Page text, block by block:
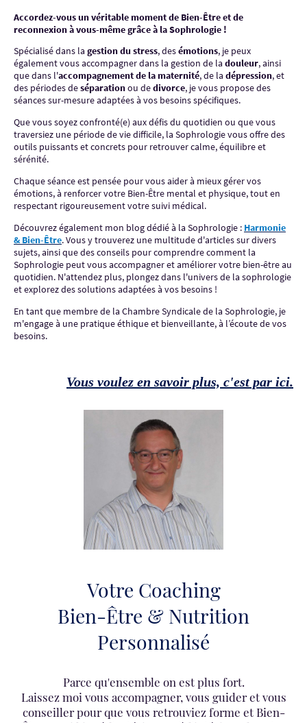
Accordez-vous un véritable moment de Bien-Être et de
reconnexion à vous-même grâce à la Sophrologie !
Spécialisé dans la gestion du stress, desémotions, je peux
également vous accompagner dans la gestion de la douleur, ainsi
que dans l'accompagnement de la maternité, de la dépression, et
des périodes deséparationou dedivorce, je vous propose des
séances sur-mesure adaptées à vos besoins spécifiques.
Que vous soyez confronté(e) aux défis du quotidien ou que vous
traversiez une période de vie difficile, la Sophrologie vous offre des
outils puissants et concrets pour retrouver calme, équilibre et
sérénité.
Chaque séance est pensée pour vous aider à mieux gérer vos
émotions, à renforcer votre Bien-Être mental et physique, tout en
respectant rigoureusement votre suivi médical.
Découvrez également mon blog dédié à la Sophrologie : Harmonie
& Bien-Être. Vous y trouverez une multitude d'articles sur divers
sujets, ainsi que des conseils pour comprendre comment la
Sophrologie peut vous accompagner et améliorer votre bien-être au
quotidien. N'attendez plus, plongez dans l'univers de la sophrologie
et explorez des solutions adaptées à vos besoins !
En tant que membre de la Chambre Syndicale de la Sophrologie, je
m'engage à une pratique éthique et bienveillante, à l’écoute de vos
besoins.
Vous voulez en savoir plus, c'est par ici.
Votre Coaching
Bien-Être & Nutrition
Personnalisé
Parce qu'ensemble on est plus fort.
Laissez moi vous accompagner, vous guider et vous
conseiller pour que vous retrouviez forme et Bien-